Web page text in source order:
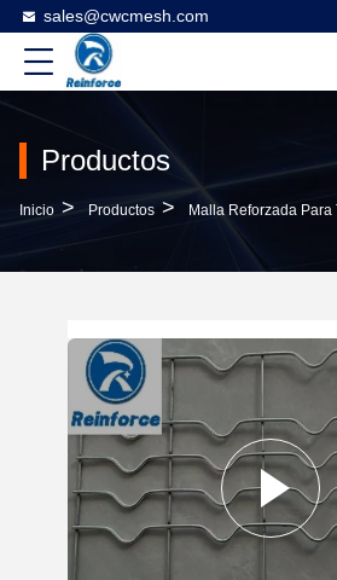
sales@cwcmesh.com
Productos
Inicio > Productos > Malla Reforzada Para